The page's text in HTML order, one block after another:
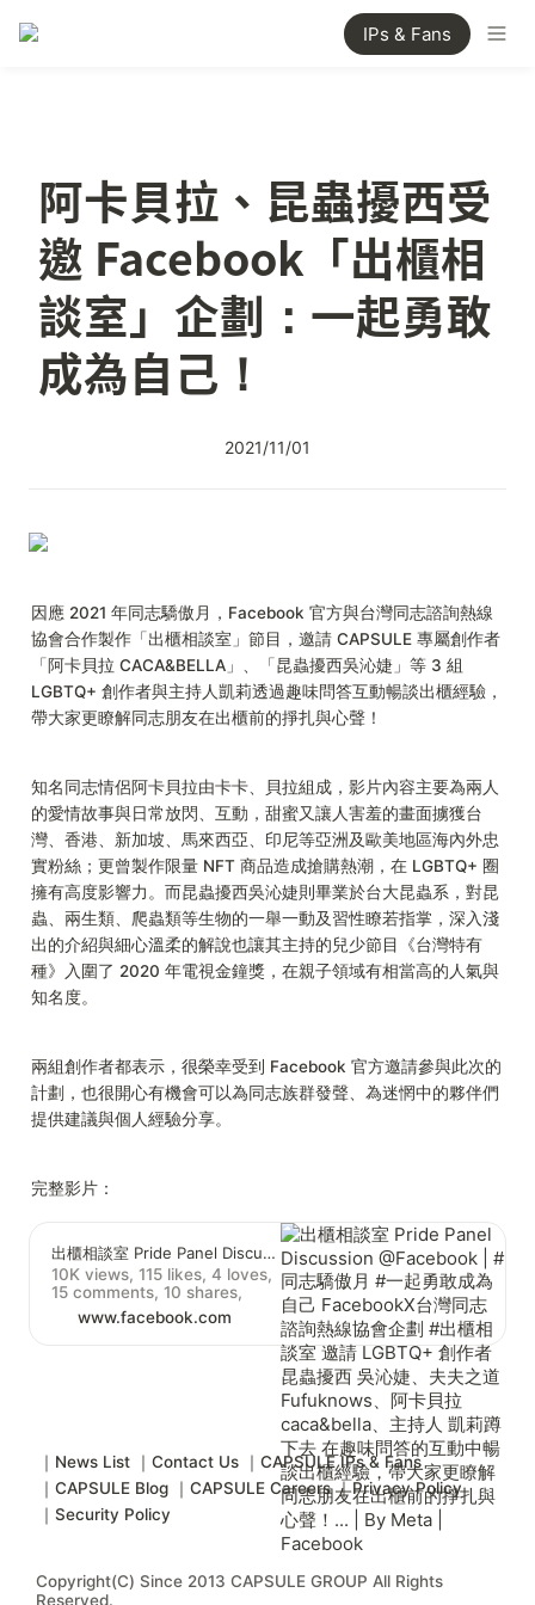
IPs & Fans
阿卡貝拉、昆蟲擾西受
邀 Facebook「出櫃相
談室」企劃：一起勇敢
成為自己！
2021/11/01
因應 2021 年同志驕傲月，Facebook 官方與台灣同志諮詢熱線
協會合作製作「出櫃相談室」節目，邀請 CAPSULE 專屬創作者
「阿卡貝拉 CACA&BELLA」、「昆蟲擾西吳沁婕」等 3 組
LGBTQ+ 創作者與主持人凱莉透過趣味問答互動暢談出櫃經驗，
帶大家更瞭解同志朋友在出櫃前的掙扎與心聲！
知名同志情侶阿卡貝拉由卡卡、貝拉組成，影片內容主要為兩人
的愛情故事與日常放閃、互動，甜蜜又讓人害羞的畫面擄獲台
灣、香港、新加坡、馬來西亞、印尼等亞洲及歐美地區海內外忠
實粉絲；更曾製作限量 NFT 商品造成搶購熱潮，在 LGBTQ+ 圈
擁有高度影響力。而昆蟲擾西吳沁婕則畢業於台大昆蟲系，對昆
蟲、兩生類、爬蟲類等生物的一舉一動及習性瞭若指掌，深入淺
出的介紹與細心溫柔的解說也讓其主持的兒少節目《台灣特有
種》入圍了 2020 年電視金鐘獎，在親子領域有相當高的人氣與
知名度。
兩組創作者都表示，很榮幸受到 Facebook 官方邀請參與此次的
計劃，也很開心有機會可以為同志族群發聲、為迷惘中的夥伴們
提供建議與個人經驗分享。
完整影片：
出櫃相談室 Pride Panel Discussion @Facebook | #同志驕傲月 #一起勇敢成為自己 FacebookX台灣同志諮詢熱線協會企劃 #出櫃相談室 邀請 LGBTQ+ 創作者 昆蟲擾西 吳沁婕、夫夫之道Fufuknows、阿卡貝拉caca&bella、主持人 凱莉蹲下去 在趣味問答的互動中暢談出櫃經驗，帶大家更瞭解同志朋友在出櫃前的掙扎與心聲！... | By Meta | Facebook
10K views, 115 likes, 4 loves,
15 comments, 10 shares,
Facebook Watch Videos from
Meta: #同志驕傲月 #一起勇敢
成為自己 FacebookX台灣同志
去...
www.facebook.com
｜News List ｜Contact Us
｜CAPSULE IPs & Fans
｜CAPSULE Blog
｜CAPSULE Careers ｜Privacy Policy
｜Security Policy
Copyright(C) Since 2013 CAPSULE GROUP All Rights
Reserved.